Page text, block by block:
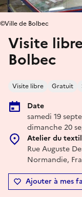
Visite
Bolbec
Visite libre Gratuit
Date
samedi 19
dimanche 20
Atelier du
Rue Auguste
Normandie,
Ajouter à mes
©Ville de Bolbec